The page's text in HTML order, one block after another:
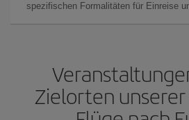
spezifischen Formalitäten für Einreise
Zielorten